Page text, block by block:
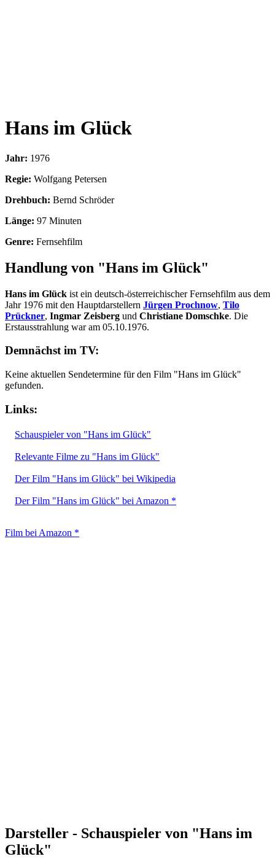
Hans im Glück
Jahr: 1976
Regie: Wolfgang Petersen
Drehbuch: Bernd Schröder
Länge: 97 Minuten
Genre: Fernsehfilm
Handlung von "Hans im Glück"
Hans im Glück ist ein deutsch-österreichischer Fernsehfilm aus dem
Jahr 1976 mit den Hauptdarstellern Jürgen Prochnow, Tilo
Prückner, Ingmar Zeisberg und Christiane Domschke. Die
Erstausstrahlung war am 05.10.1976.
Demnächst im TV:
Keine aktuellen Sendetermine für den Film "Hans im Glück"
gefunden.
Links:
Schauspieler von "Hans im Glück"
Relevante Filme zu "Hans im Glück"
Der Film "Hans im Glück" bei Wikipedia
Der Film "Hans im Glück" bei Amazon *
Film bei Amazon *
Darsteller - Schauspieler von "Hans im
Glück"